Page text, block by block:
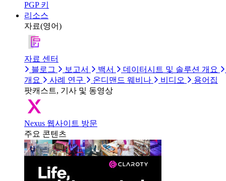
PGP 키
리소스
자료(영어)
자료 센터
블로그
보고서 백서
데이터시트 및 솔루션 개요
개요
사례 연구 온디맨드 웨비나 비디오
용어집
팟캐스트, 기사 및 동영상
Nexus 웹사이트 방문
주요 콘텐츠